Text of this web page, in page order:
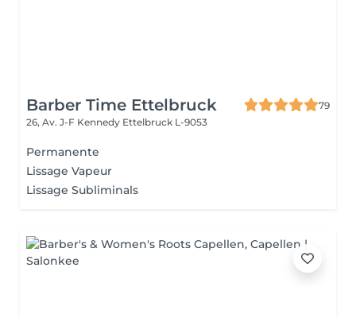
Barber Time Ettelbruck
79
26, Av. J-F Kennedy Ettelbruck L-9053
Permanente
Lissage Vapeur
Lissage Subliminals